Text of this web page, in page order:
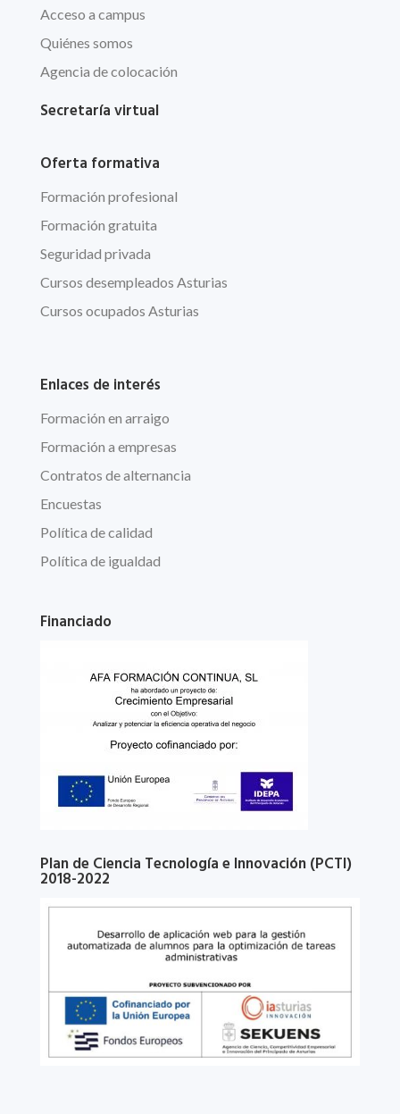
Acceso a campus
Quiénes somos
Agencia de colocación
Secretaría virtual
Oferta formativa
Formación profesional
Formación gratuita
Seguridad privada
Cursos desempleados Asturias
Cursos ocupados Asturias
Enlaces de interés
Formación en arraigo
Formación a empresas
Contratos de alternancia
Encuestas
Política de calidad
Política de igualdad
Financiado
Plan de Ciencia Tecnología e Innovación (PCTI)
2018-2022